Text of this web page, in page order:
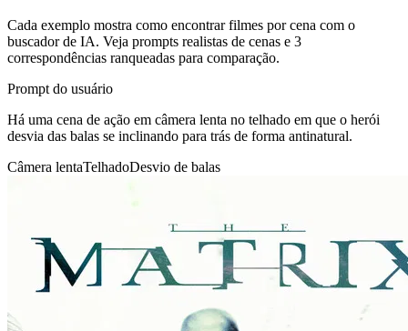
Cada exemplo mostra como encontrar filmes por cena com o
buscador de IA. Veja prompts realistas de cenas e 3
correspondências ranqueadas para comparação.
Prompt do usuário
Há uma cena de ação em câmera lenta no telhado em que o herói
desvia das balas se inclinando para trás de forma antinatural.
Câmera lentaTelhadoDesvio de balas